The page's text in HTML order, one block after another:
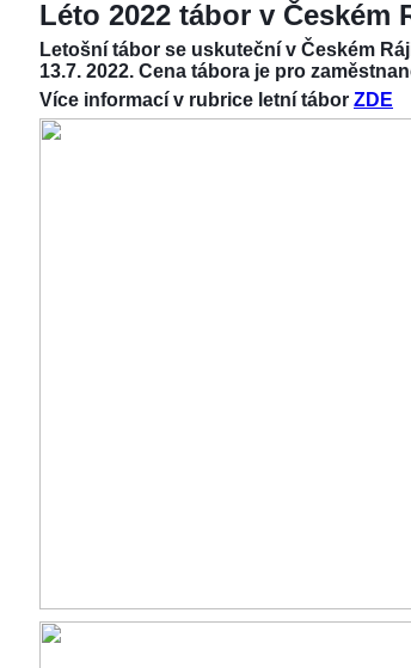
Léto 2022 tábor v Českém
Letošní tábor se uskuteční v Českém
13.7. 2022. Cena tábora je pro
Více informací v rubrice letní tábor ZDE